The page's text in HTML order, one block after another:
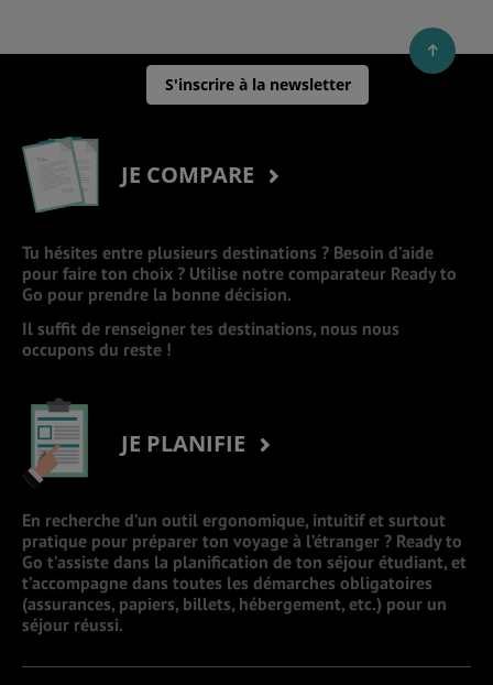
S'inscrire à la newsletter
JE COMPARE
Tu hésites entre plusieurs destinations ? Besoin d’aide
pour faire ton choix ? Utilise notre comparateur Ready to
Go pour prendre la bonne décision.
Il suffit de renseigner tes destinations, nous nous
occupons du reste !
JE PLANIFIE
En recherche d’un outil ergonomique, intuitif et surtout
pratique pour préparer ton voyage à l’étranger ? Ready to
Go t’assiste dans la planification de ton séjour étudiant, et
t’accompagne dans toutes les démarches obligatoires
(assurances, papiers, billets, hébergement, etc.) pour un
séjour réussi.